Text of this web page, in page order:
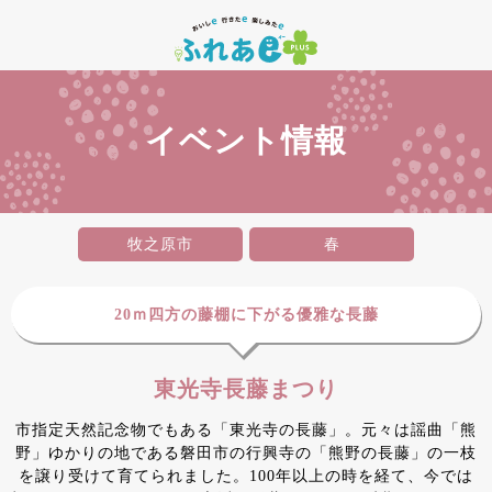
イベント情報
牧之原市 春
20ｍ四方の藤棚に下がる優雅な長藤
東光寺長藤まつり
市指定天然記念物でもある「東光寺の長藤」。元々は謡曲「熊
野」ゆかりの地である磐田市の行興寺の「熊野の長藤」の一枝
を譲り受けて育てられました。100年以上の時を経て、今では